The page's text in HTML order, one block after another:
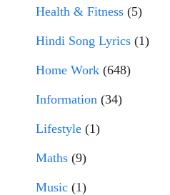
Health & Fitness (5)
Hindi Song Lyrics (1)
Home Work (648)
Information (34)
Lifestyle (1)
Maths (9)
Music (1)